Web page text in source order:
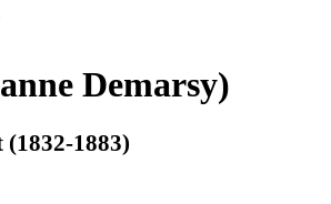
Demarsy)
1883)